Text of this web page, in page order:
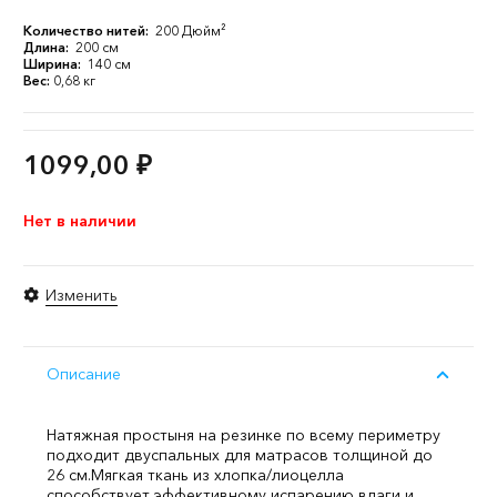
Количество нитей: 200 Дюйм²
Длина: 200 см
Ширина: 140 см
Вес: 0,68 кг
1099,00 ₽
Нет в наличии
Изменить
Описание
Натяжная простыня на резинке по всему периметру
подходит двуспальных для матрасов толщиной до
26 см.Мягкая ткань из хлопка/лиоцелла